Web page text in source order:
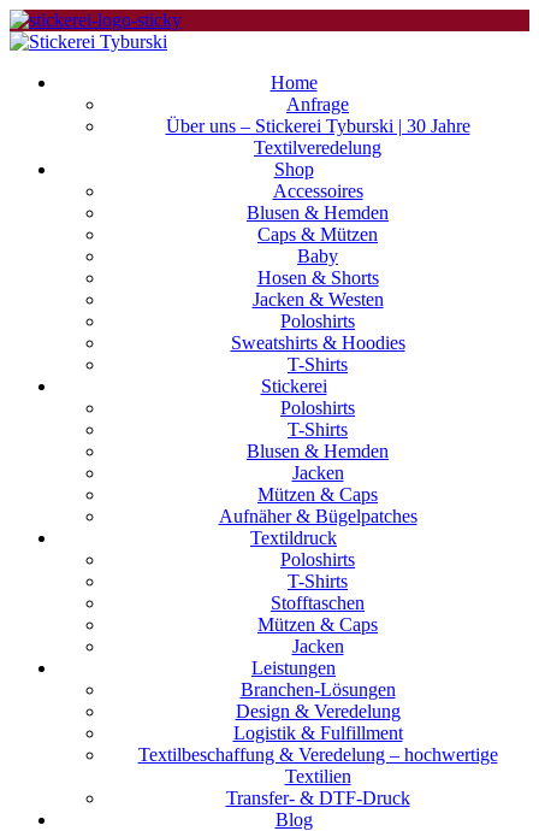
Home
Anfrage
Über uns – Stickerei Tyburski | 30 Jahre
Textilveredelung
Shop
Accessoires
Blusen & Hemden
Caps & Mützen
Baby
Hosen & Shorts
Jacken & Westen
Poloshirts
Sweatshirts & Hoodies
T-Shirts
Stickerei
Poloshirts
T-Shirts
Blusen & Hemden
Jacken
Mützen & Caps
Aufnäher & Bügelpatches
Textildruck
Poloshirts
T-Shirts
Stofftaschen
Mützen & Caps
Jacken
Leistungen
Branchen-Lösungen
Design & Veredelung
Logistik & Fulfillment
Textilbeschaffung & Veredelung – hochwertige
Textilien
Transfer- & DTF-Druck
Blog